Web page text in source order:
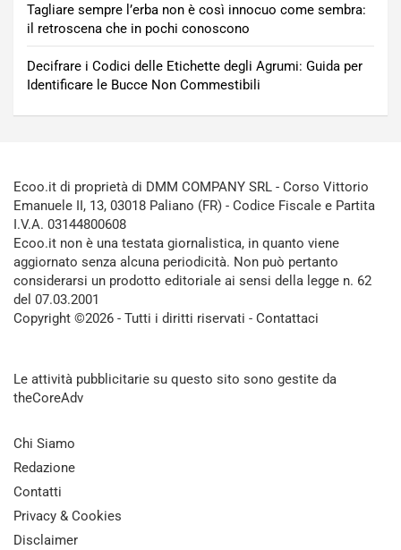
Tagliare sempre l’erba non è così innocuo come sembra:
il retroscena che in pochi conoscono
Decifrare i Codici delle Etichette degli Agrumi: Guida per
Identificare le Bucce Non Commestibili
Ecoo.it di proprietà di DMM COMPANY SRL - Corso Vittorio
Emanuele II, 13, 03018 Paliano (FR) - Codice Fiscale e Partita
I.V.A. 03144800608
Ecoo.it non è una testata giornalistica, in quanto viene
aggiornato senza alcuna periodicità. Non può pertanto
considerarsi un prodotto editoriale ai sensi della legge n. 62
del 07.03.2001
Copyright ©2026 - Tutti i diritti riservati - Contattaci
Le attività pubblicitarie su questo sito sono gestite da
theCoreAdv
Chi Siamo
Redazione
Contatti
Privacy & Cookies
Disclaimer